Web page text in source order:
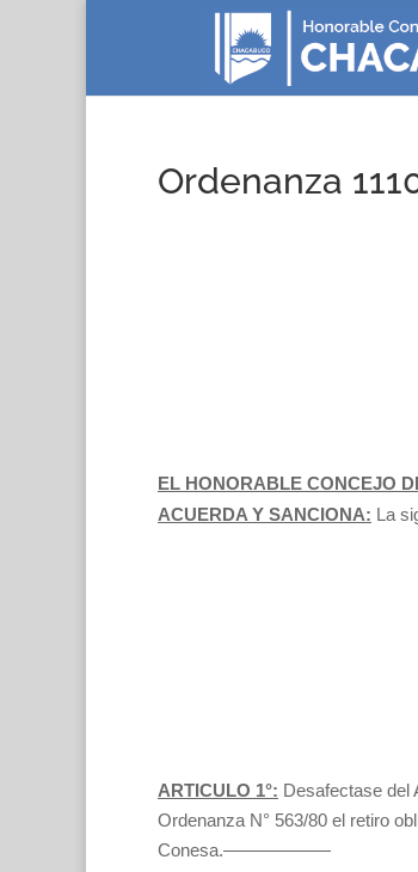
Ordenanza
EL HONORABLE CONCEJO
ACUERDA Y SANCIONA: La
ARTICULO 1°: Desafectase del
Ordenanza N° 563/80 el retiro
Conesa.——————